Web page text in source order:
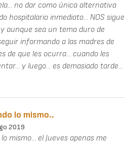
no dar como única alternativa
hospitalario inmediato... NOS sigue
aunque sea un tema duro de
informando a las madres de
de que les ocurra... cuando les
y luego... es demasiado tarde...
lo mismo..
2019
mismo... el Jueves apenas me